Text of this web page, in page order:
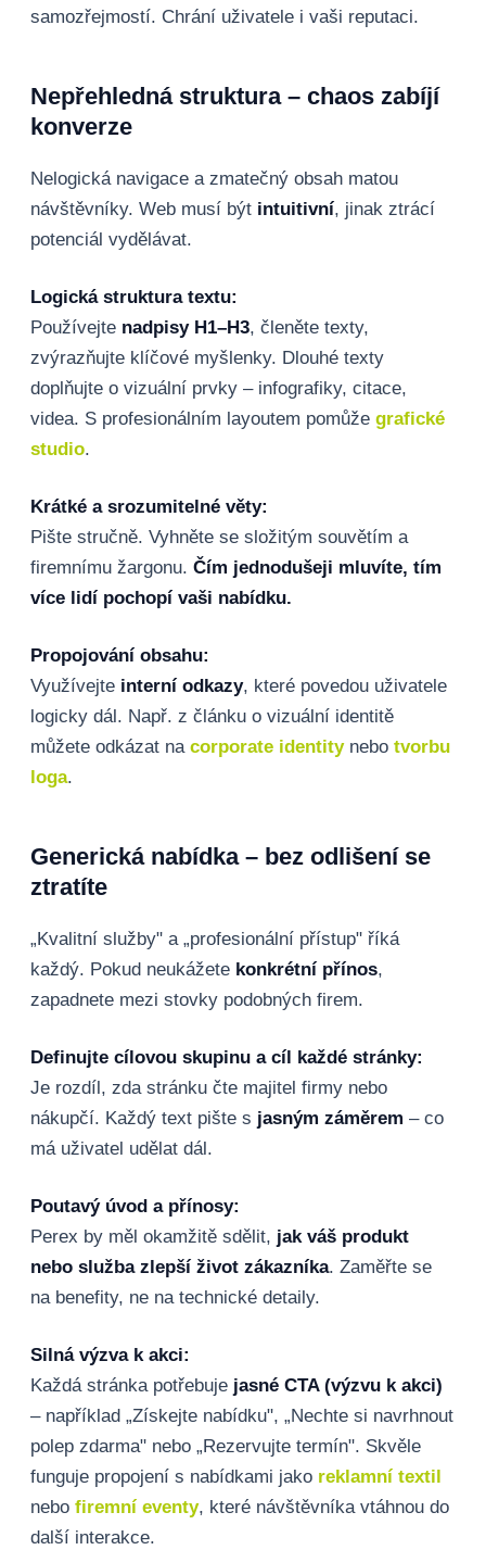
samozřejmostí. Chrání uživatele i vaši reputaci.
Nepřehledná struktura – chaos zabíjí
konverze
Nelogická navigace a zmatečný obsah matou
návštěvníky. Web musí být intuitivní, jinak ztrácí
potenciál vydělávat.
Logická struktura textu:
Používejte nadpisy H1–H3, členěte texty,
zvýrazňujte klíčové myšlenky. Dlouhé texty
doplňujte o vizuální prvky – infografiky, citace,
videa. S profesionálním layoutem pomůže grafické
studio.
Krátké a srozumitelné věty:
Pište stručně. Vyhněte se složitým souvětím a
firemnímu žargonu. Čím jednodušeji mluvíte, tím
více lidí pochopí vaši nabídku.
Propojování obsahu:
Využívejte interní odkazy, které povedou uživatele
logicky dál. Např. z článku o vizuální identitě
můžete odkázat na corporate identitynebo tvorbu
loga.
Generická nabídka – bez odlišení se
ztratíte
„Kvalitní služby" a „profesionální přístup" říká
každý. Pokud neukážete konkrétní přínos,
zapadnete mezi stovky podobných firem.
Definujte cílovou skupinu a cíl každé stránky:
Je rozdíl, zda stránku čte majitel firmy nebo
nákupčí. Každý text pište s jasným záměrem – co
má uživatel udělat dál.
Poutavý úvod a přínosy:
Perex by měl okamžitě sdělit, jak váš produkt
nebo služba zlepší život zákazníka. Zaměřte se
na benefity, ne na technické detaily.
Silná výzva k akci:
Každá stránka potřebuje jasné CTA (výzvu k akci)
– například „Získejte nabídku", „Nechte si navrhnout
polep zdarma" nebo „Rezervujte termín". Skvěle
funguje propojení s nabídkami jako reklamní textil
nebo firemní eventy, které návštěvníka vtáhnou do
další interakce.